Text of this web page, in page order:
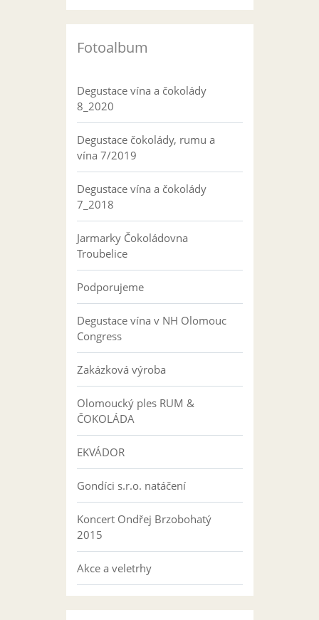
Fotoalbum
Degustace vína a čokolády
8_2020
Degustace čokolády, rumu a
vína 7/2019
Degustace vína a čokolády
7_2018
Jarmarky Čokoládovna
Troubelice
Podporujeme
Degustace vína v NH Olomouc
Congress
Zakázková výroba
Olomoucký ples RUM &
ČOKOLÁDA
EKVÁDOR
Gondíci s.r.o. natáčení
Koncert Ondřej Brzobohatý
2015
Akce a veletrhy